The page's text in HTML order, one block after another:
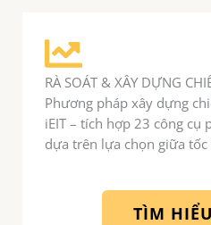
RÀ SOÁT & XÂY DỰNG
Phương pháp xây dựng
iEIT – tích hợp 23 công cụ
dựa trên lựa chọn giữa tốc
TÌM